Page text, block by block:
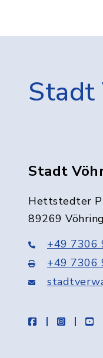
Stadt
Stadt
Hettstedter
89269
+49 7306
+49 7306
facebookinstagram